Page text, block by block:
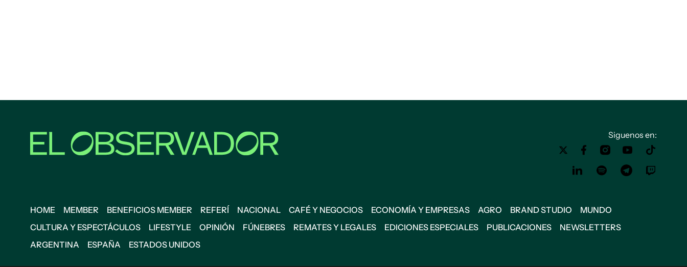
Siguenos en:
HOME MEMBER BENEFICIOS MEMBER REFERÍ NACIONAL CAFÉ Y NEGOCIOS ECONOMÍA Y EMPRESAS AGRO BRAND STUDIO
MUNDO
CULTURA Y ESPECTÁCULOS
LIFESTYLE OPINIÓN FÚNEBRES REMATES Y LEGALES EDICIONES ESPECIALES PUBLICACIONES
NEWSLETTERS
ARGENTINA
ESPAÑA ESTADOS UNIDOS